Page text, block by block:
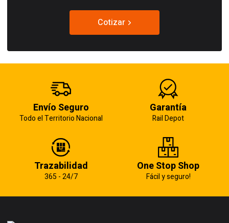
Cotizar
Envío Seguro
Todo el Territorio Nacional
Garantía
Rail Depot
Trazabilidad
365 - 24/7
One Stop Shop
Fácil y seguro!